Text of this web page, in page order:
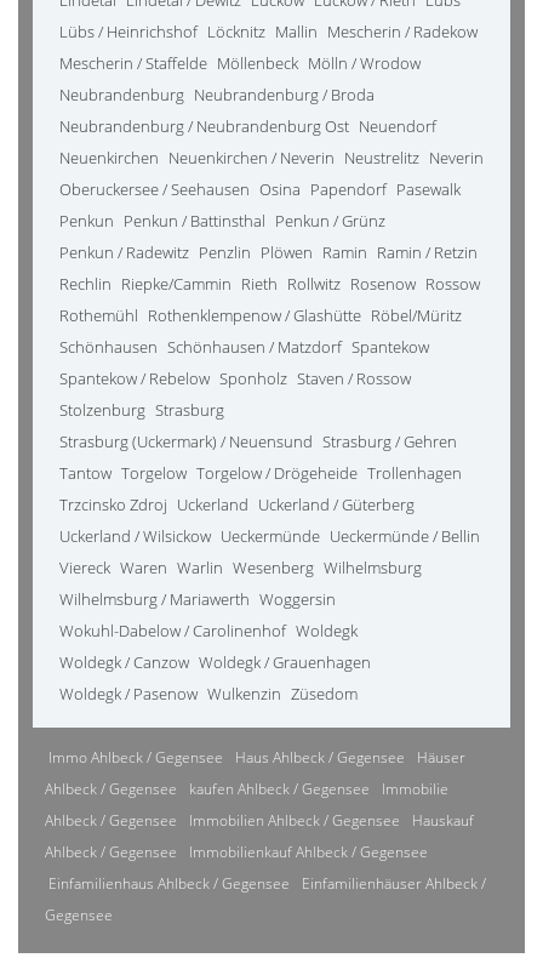
Lübs / Heinrichshof Löcknitz Mallin Mescherin / Radekow
Mescherin / Staffelde Möllenbeck Mölln / Wrodow
Neubrandenburg Neubrandenburg / Broda
Neubrandenburg / Neubrandenburg Ost Neuendorf
Neuenkirchen Neuenkirchen / Neverin Neustrelitz Neverin
Oberuckersee / Seehausen Osina Papendorf Pasewalk
Penkun Penkun / Battinsthal Penkun / Grünz
Penkun / Radewitz Penzlin Plöwen Ramin Ramin / Retzin
Rechlin Riepke/Cammin Rieth Rollwitz Rosenow Rossow
Rothemühl Rothenklempenow / Glashütte Röbel/Müritz
Schönhausen Schönhausen / Matzdorf Spantekow
Spantekow / Rebelow Sponholz Staven / Rossow
Stolzenburg Strasburg
Strasburg (Uckermark) / Neuensund Strasburg / Gehren
Tantow Torgelow Torgelow / Drögeheide Trollenhagen
Trzcinsko Zdroj Uckerland Uckerland / Güterberg
Uckerland / Wilsickow Ueckermünde Ueckermünde / Bellin
Viereck Waren Warlin Wesenberg Wilhelmsburg
Wilhelmsburg / Mariawerth Woggersin
Wokuhl-Dabelow / Carolinenhof Woldegk
Woldegk / Canzow Woldegk / Grauenhagen
Woldegk / Pasenow Wulkenzin Züsedom
Immo Ahlbeck / Gegensee Haus Ahlbeck / Gegensee
Häuser
Ahlbeck / Gegensee
kaufen Ahlbeck / Gegensee
Immobilie
Ahlbeck / Gegensee
Immobilien Ahlbeck / Gegensee
Hauskauf
Ahlbeck / Gegensee
Immobilienkauf Ahlbeck / Gegensee
Einfamilienhaus Ahlbeck / Gegensee
Einfamilienhäuser Ahlbeck /
Gegensee